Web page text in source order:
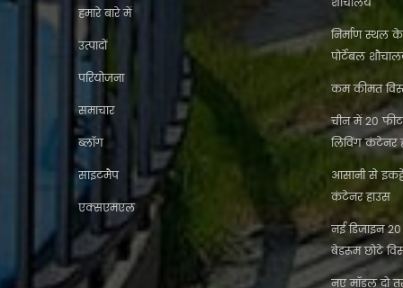
हमारे बारे में
उत्पादों
परियोजना
समाचार
ब्लॉग
साइटमैप
एक्सएमएल
निर्माण स्थल
पोर्टेबल
कम कीमत
चीन में 20 फीट
लिविंग कंटेनर
आसानी से
कंटेनर हाउस
नई डिजाइन 20
बेडरूम छोटे
नए मॉडल दो